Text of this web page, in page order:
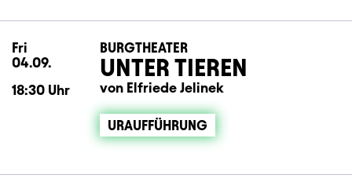
Fri
04.09.
18:30 Uhr
BURGTHEATER
UNTER TIEREN
von Elfriede Jelinek
URAUFFÜHRUNG